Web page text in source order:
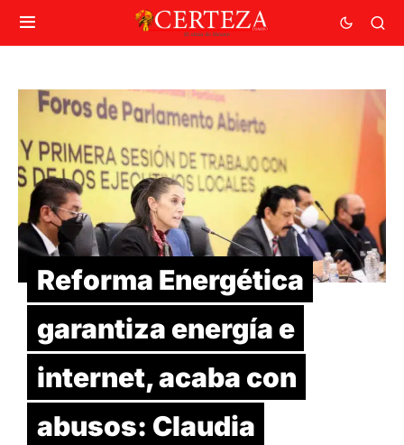
Reforma Energética
garantiza energía e
internet, acaba con
abusos: Claudia